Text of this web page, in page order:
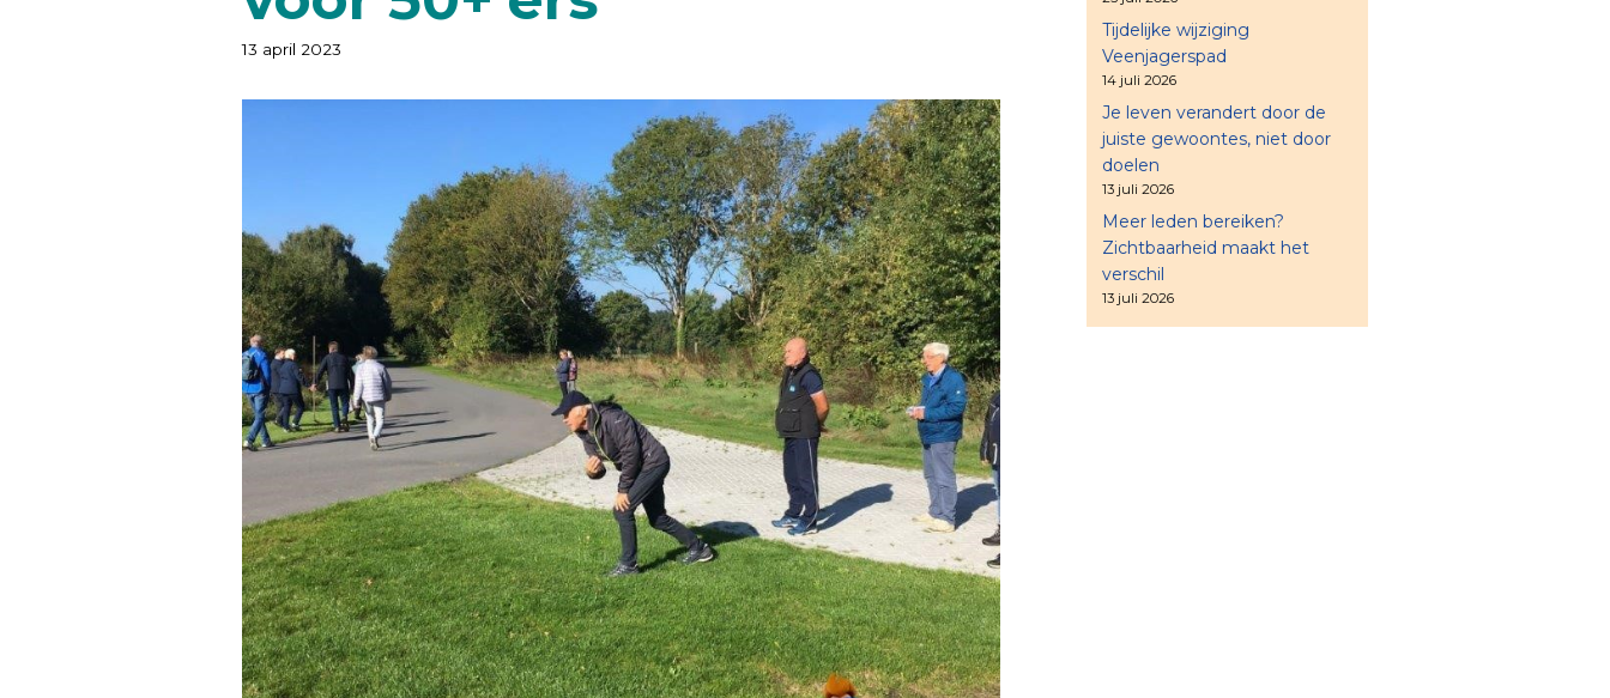
13 april 2023
Tijdelijke wijziging
Veenjagerspad
14 juli 2026
Je leven verandert door de
juiste gewoontes, niet door
doelen
13 juli 2026
Meer leden bereiken?
Zichtbaarheid maakt het
verschil
13 juli 2026